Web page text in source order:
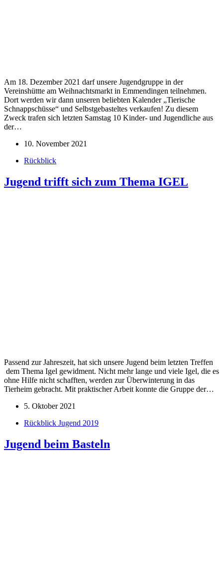
Am 18. Dezember 2021 darf unsere Jugendgruppe in der
Vereinshüttte am Weihnachtsmarkt in Emmendingen teilnehmen.
Dort werden wir dann unseren beliebten Kalender „Tierische
Schnappschüsse“ und Selbstgebasteltes verkaufen! Zu diesem
Zweck trafen sich letzten Samstag 10 Kinder- und Jugendliche aus
der…
10. November 2021
Rückblick
Jugend trifft sich zum Thema IGEL
Passend zur Jahreszeit, hat sich unsere Jugend beim letzten Treffen
dem Thema Igel gewidment. Nicht mehr lange und viele Igel, die es
ohne Hilfe nicht schafften, werden zur Überwinterung in das
Tierheim gebracht. Mit praktischer Arbeit konnte die Gruppe der…
5. Oktober 2021
Rückblick Jugend 2019
Jugend beim Basteln